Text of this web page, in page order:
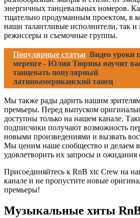
энергичных танцевальных номеров.
тщательно продуманным проектом, в
наши талантливые исполнители, так и
режиссеры и съемочные группы.
Популярные статьи Видео уроки
меренге - Юлия Тюрина научит
танцевать популярный
латиноамериканский танец
Мы также рады дарить нашим
премьеры. Перед выпуском
доступны только на нашем канале.
подписчики получают возможность
новыми произведениями и вызвать
Мы ценим наше сообщество и делаем
удовлетворить их запросы и
Присоединяйтесь к RnB xtc Crew на
канале и не пропустите новые
премьеры!
Музыкальные хиты